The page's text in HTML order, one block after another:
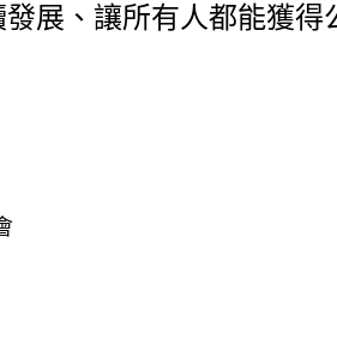
展、讓所有人都能獲